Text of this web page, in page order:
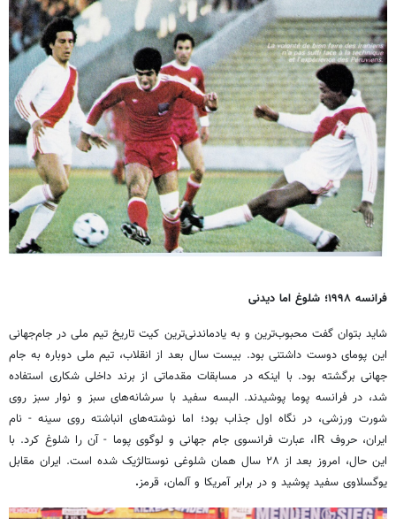
فرانسه
شاید بتوان گفت محبوب‌ترین و به یادماندنی‌ترین کیت تاریخ تیم ملی در جام‌جهانی
این پومای دوست داشتنی بود. بیست سال بعد از انقلاب، تیم ملی دوباره به جام
جهانی برگشته بود. با اینکه در مسابقات مقدماتی از برند داخلی شکاری استفاده
شد، در فرانسه پوما پوشیدند. البسه سفید با سرشانه‌های سبز و نوار سبز روی
شورت ورزشی، در نگاه اول جذاب بود؛ اما نوشته‌های انباشته روی سینه‌ - نام
ایران، حروف IR، عبارت فرانسوی جام جهانی و لوگوی پوما - آن را شلوغ کرد. با
این حال، امروز بعد از ۲۸ سال همان شلوغی نوستالژیک شده است. ایران مقابل
یوگسلاوی سفید پوشید و در برابر آمریکا و آلمان، قرمز.